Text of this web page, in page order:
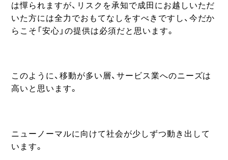
は憚られますが、リスクを承知で成田にお越しいただ
いた方には全力でおもてなしをすべきですし、今だか
らこそ「安心」の提供は必須だと思います。
このように、移動が多い層、サービス業へのニーズは
高いと思います。
ニューノーマルに向けて社会が少しずつ動き出して
います。